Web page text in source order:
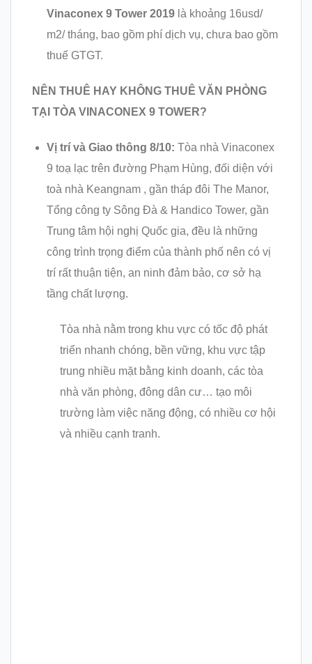
Vinaconex 9 Tower 2019là khoảng 16usd/
m2/ tháng, bao gồm phí dịch vụ, chưa bao gồm
thuế GTGT.
NÊN THUÊ HAY KHÔNG THUÊ VĂN PHÒNG
TẠI TÒA VINACONEX 9 TOWER?
Vị trí và Giao thông 8/10: Tòa nhà Vinaconex
9 toạ lạc trên đường Phạm Hùng, đối diện với
toà nhà Keangnam , gần tháp đôi The Manor,
Tổng công ty Sông Đà & Handico Tower, gần
Trung tâm hội nghị Quốc gia, đều là những
công trình trọng điểm của thành phố nên có vị
trí rất thuận tiện, an ninh đảm bảo, cơ sở hạ
tầng chất lượng.
Tòa nhà nằm trong khu vực có tốc độ phát
triển nhanh chóng, bền vững, khu vực tập
trung nhiều mặt bằng kinh doanh, các tòa
nhà văn phòng, đông dân cư… tạo môi
trường làm việc năng động, có nhiều cơ hội
và nhiều cạnh tranh.